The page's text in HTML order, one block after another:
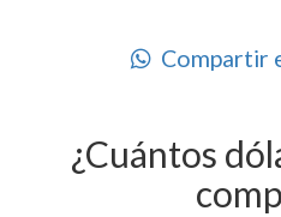
Compartir
¿Cuántos